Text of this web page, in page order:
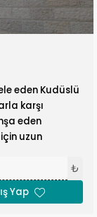
eden Kudüslü
karşı
eden
uzun
₺
Yap